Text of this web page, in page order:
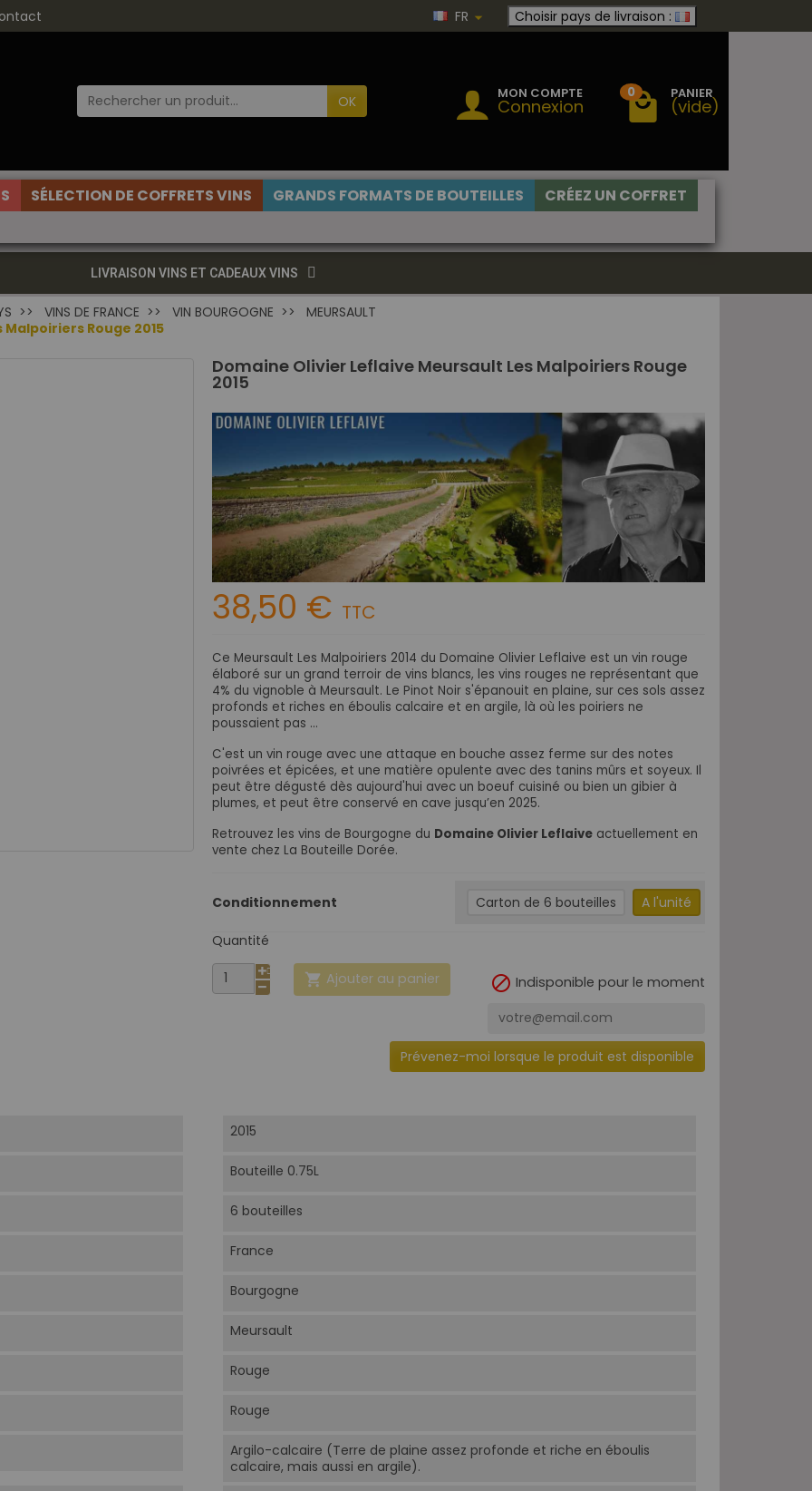
FR Choisir pays de livraison :
OK MON COMPTE
Connexion
0 PANIER
(vide)
SÉLECTION DE COFFRETS VINS GRANDS FORMATS DE BOUTEILLES
CRÉEZ UN COFFRET
LIVRAISON VINS ET CADEAUX VINS
VINS DE FRANCE VIN BOURGOGNE
MEURSAULT
Rouge 2015
Domaine Olivier Leflaive Meursault Les Malpoiriers Rouge
2015
38,50 € TTC
Ce Meursault Les Malpoiriers 2014 du Domaine Olivier Leflaive est un vin rouge
élaboré sur un grand terroir de vins blancs, les vins rouges ne représentant que
4% du vignoble à Meursault. Le Pinot Noir s'épanouit en plaine, sur ces sols assez
profonds et riches en éboulis calcaire et en argile, là où les poiriers ne
poussaient pas ...
C'est un vin rouge avec une attaque en bouche assez ferme sur des notes
poivrées et épicées, et une matière opulente avec des tanins mûrs et soyeux. Il
peut être dégusté dès aujourd'hui avec un boeuf cuisiné ou bien un gibier à
plumes, et peut être conservé en cave jusqu’en 2025.
Retrouvez les vins de Bourgogne du Domaine Olivier Leflaive actuellement en
vente chez La Bouteille Dorée.
Conditionnement Carton de 6 bouteilles A l'unité
Quantité
 Ajouter au panier  Indisponible pour le moment
Prévenez-moi lorsque le produit est disponible
2015
Bouteille 0.75L
6 bouteilles
France
Bourgogne
Meursault
Rouge
Rouge
Argilo-calcaire (Terre de plaine assez profonde et riche en éboulis
calcaire, mais aussi en argile).